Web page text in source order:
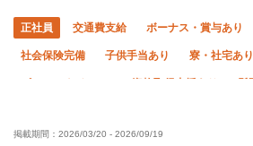
正社員 交通費支給 ボーナス・賞与あり
社会保険完備 子供手当あり 寮・社宅あり
50代以上活躍中 残業月10時間以下
掲載期間： 2026/03/20 - 2026/09/19